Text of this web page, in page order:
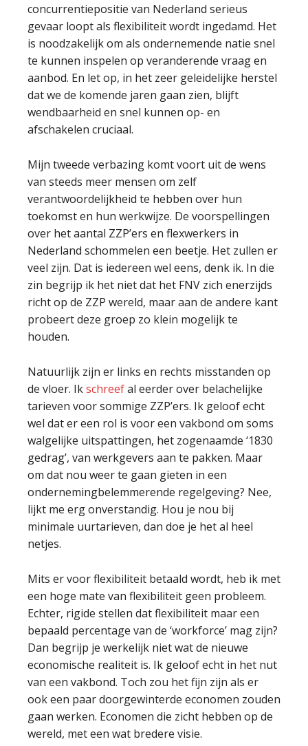
concurrentiepositie van Nederland serieus
gevaar loopt als flexibiliteit wordt ingedamd. Het
is noodzakelijk om als ondernemende natie snel
te kunnen inspelen op veranderende vraag en
aanbod. En let op, in het zeer geleidelijke herstel
dat we de komende jaren gaan zien, blijft
wendbaarheid en snel kunnen op- en
afschakelen cruciaal.
Mijn tweede verbazing komt voort uit de wens
van steeds meer mensen om zelf
verantwoordelijkheid te hebben over hun
toekomst en hun werkwijze. De voorspellingen
over het aantal ZZP’ers en flexwerkers in
Nederland schommelen een beetje. Het zullen er
veel zijn. Dat is iedereen wel eens, denk ik. In die
zin begrijp ik het niet dat het FNV zich enerzijds
richt op de ZZP wereld, maar aan de andere kant
probeert deze groep zo klein mogelijk te
houden.
Natuurlijk zijn er links en rechts misstanden op
de vloer. Ikschreefal eerder over belachelijke
tarieven voor sommige ZZP’ers. Ik geloof echt
wel dat er een rol is voor een vakbond om soms
walgelijke uitspattingen, het zogenaamde ‘1830
gedrag’, van werkgevers aan te pakken. Maar
om dat nou weer te gaan gieten in een
ondernemingbelemmerende regelgeving? Nee,
lijkt me erg onverstandig. Hou je nou bij
minimale uurtarieven, dan doe je het al heel
netjes.
Mits er voor flexibiliteit betaald wordt, heb ik met
een hoge mate van flexibiliteit geen probleem.
Echter, rigide stellen dat flexibiliteit maar een
bepaald percentage van de ‘workforce’ mag zijn?
Dan begrijp je werkelijk niet wat de nieuwe
economische realiteit is. Ik geloof echt in het nut
van een vakbond. Toch zou het fijn zijn als er
ook een paar doorgewinterde economen zouden
gaan werken. Economen die zicht hebben op de
wereld, met een wat bredere visie.